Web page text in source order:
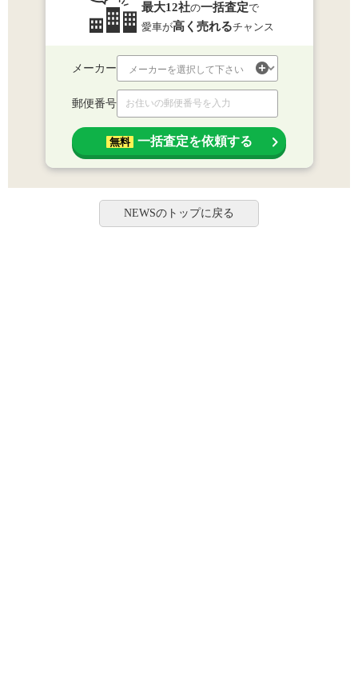
最大12社の一括査定で
愛車が高く売れるチャンス
メーカー
郵便番号
無料 一括査定を依頼する
NEWSのトップに戻る